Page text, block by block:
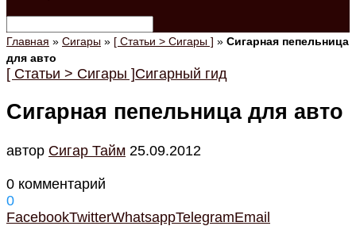
Главная » Сигары » [ Статьи > Сигары ] » Сигарная пепельница
для авто
[ Статьи > Сигары ]Сигарный гид
Сигарная пепельница для авто
автор Cигар Тайм 25.09.2012
0 комментарий
0
FacebookTwitterWhatsappTelegramEmail